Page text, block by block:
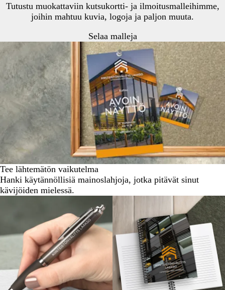
Tutustu muokattaviin kutsukortti- ja ilmoitusmalleihimme,
joihin mahtuu kuvia, logoja ja paljon muuta.
Selaa malleja
Tee lähtemätön vaikutelma
Hanki käytännöllisiä mainoslahjoja, jotka pitävät sinut
kävijöiden mielessä.